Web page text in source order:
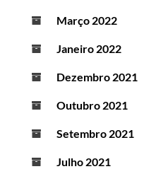
Março 2022
Janeiro 2022
Dezembro 2021
Outubro 2021
Setembro 2021
Julho 2021